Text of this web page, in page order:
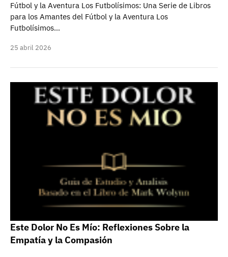
Fútbol y la Aventura Los Futbolísimos: Una Serie de Libros
para los Amantes del Fútbol y la Aventura Los
Futbolísimos…
25 abril 2026
Este Dolor No Es Mío: Reflexiones Sobre la
Empatía y la Compasión